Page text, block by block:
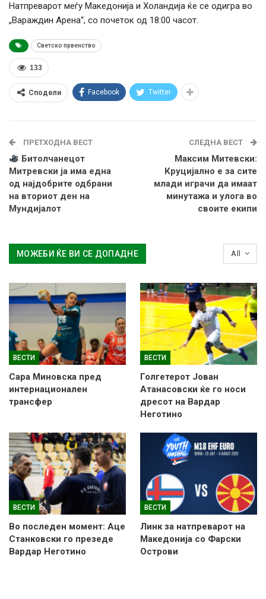
Натпреварот меѓу Македонија и Холандија ќе се одигра во
„Вараждин Арена“, со почеток од 18:00 часот.
Светско првенство
133
Сподели Facebook Twitter
ПРЕТХОДНА ВЕСТ
Битолчанецот
Митревски ја има една
од најдобрите одбрани
на вториот ден на
Мундијалот
СЛЕДНА ВЕСТ
Максим Митевски:
Круцијално е за сите
млади играчи да имаат
минутажа и улога во
своите екипи
All
МОЖЕБИ ЌЕ ВИ СЕ ДОПАДНЕ
ВЕСТИ
Сара Миновска пред
интернационален
трансфер
ВЕСТИ
Голгетерот Јован
Атанасовски ќе го носи
дресот на Вардар
Неготино
ВЕСТИ
Во последен момент: Аце
Станковски го презеде
Вардар Неготино
ВЕСТИ
Линк за натпреварот на
Македонија со Фарски
Острови